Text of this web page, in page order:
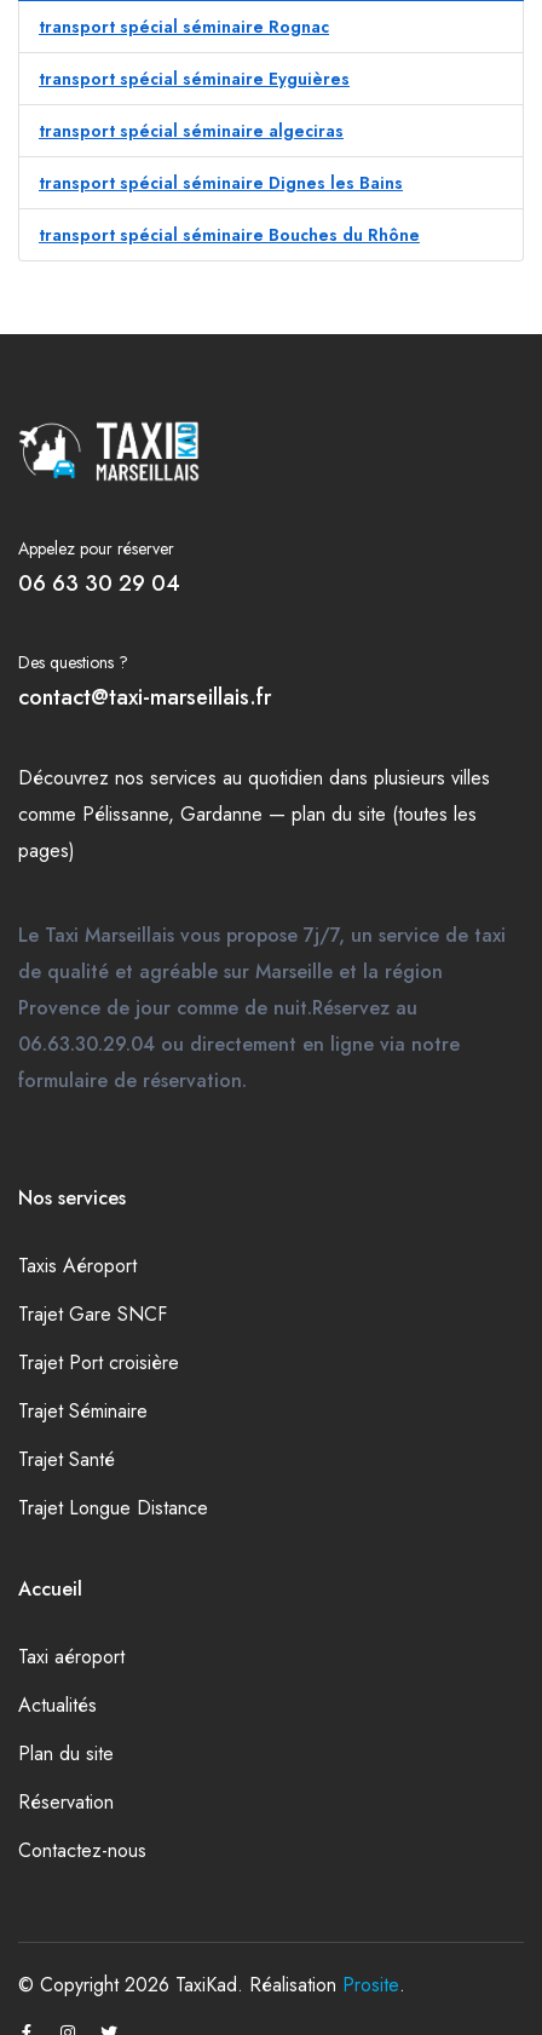
transport spécial séminaire Rognac
transport spécial séminaire Eyguières
transport spécial séminaire algeciras
transport spécial séminaire Dignes les Bains
transport spécial séminaire Bouches du Rhône
Appelez pour réserver
06 63 30 29 04
Des questions ?
contact@taxi-marseillais.fr
Découvrez nos services au quotidien dans plusieurs villes
comme Pélissanne, Gardanne — plan du site (toutes les
pages)
Le Taxi Marseillais vous propose 7j/7, un service de taxi
de qualité et agréable sur Marseille et la région
Provence de jour comme de nuit.Réservez au
06.63.30.29.04 ou directement en ligne via notre
formulaire de réservation.
Nos services
Taxis Aéroport
Trajet Gare SNCF
Trajet Port croisière
Trajet Séminaire
Trajet Santé
Trajet Longue Distance
Accueil
Taxi aéroport
Actualités
Plan du site
Réservation
Contactez-nous
© Copyright 2026 TaxiKad. Réalisation Prosite.